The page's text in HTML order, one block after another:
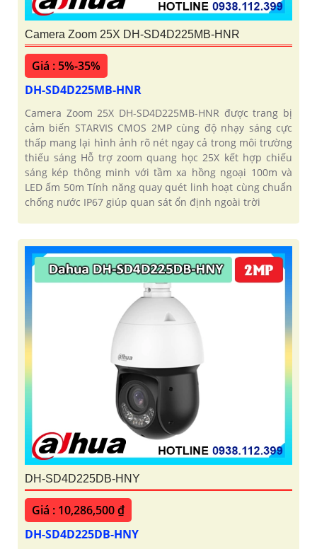
Camera Zoom 25X DH-SD4D225MB-HNR
Giá : 5%-35%
DH-SD4D225MB-HNR
Camera Zoom 25X DH-SD4D225MB-HNR được trang bị
cảm biến STARVIS CMOS 2MP cùng độ nhạy sáng cực
thấp mang lại hình ảnh rõ nét ngay cả trong môi trường
thiếu sáng Hỗ trợ zoom quang học 25X kết hợp chiếu
sáng kép thông minh với tầm xa hồng ngoại 100m và
LED ấm 50m Tính năng quay quét linh hoạt cùng chuẩn
chống nước IP67 giúp quan sát ổn định ngoài trời
DH-SD4D225DB-HNY
Giá : 10,286,500 ₫
DH-SD4D225DB-HNY